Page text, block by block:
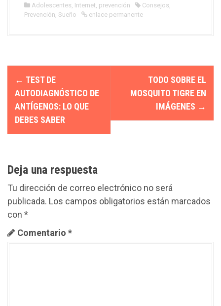
Adolescentes Internet prevención Consejos
Prevención Sueño enlace permanente
a
e
a
c
i
ó
← TEST DE
AUTODIAGNÓSTICO DE
ANTÍGENOS: LO QUE
DEBES SABER
TODO SOBRE EL
MOSQUITO TIGRE EN
IMÁGENES →
Deja una respuesta
Tu dirección de correo electrónico no será
publicada. Los campos obligatorios están marcados
con *
Comentario *